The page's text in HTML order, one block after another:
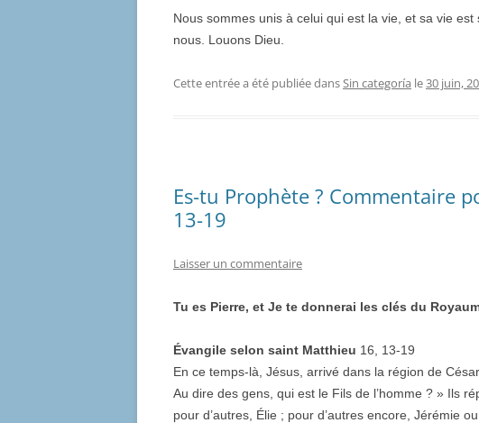
Nous sommes unis à celui qui est la vie, et sa vie
nous. Louons Dieu.
Cette entrée a été publiée dansSin categoría le30 juin,
Es-tu Prophète ? Commentaire
13-19
Laisser un commentaire
Tu es Pierre, et Je te donnerai les clés du
Évangile selon saint Matthieu 16, 13-19
En ce temps-là, Jésus, arrivé dans la région de
Au dire des gens, qui est le Fils de l’homme ? » Ils
pour d’autres, Élie ; pour d’autres encore, Jérémie